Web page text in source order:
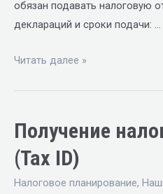
обязан подавать налоговую
деклараций и сроки подачи: …
Читать далее »
Получение
(Tax ID)
Налоговое планирование,